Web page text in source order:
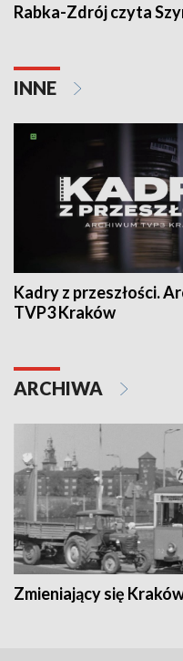
Rabka-Zdrój czyta
INNE
Kadry z przeszłości.
TVP3 Kraków
ARCHIWA
Zmieniający się